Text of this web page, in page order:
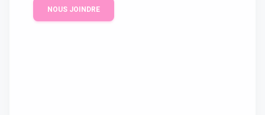
NOUS JOINDRE